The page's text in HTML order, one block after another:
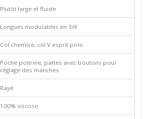
Plutôt large et fluide
Longues modulables en 3/4
Col chemise, col V esprit polo
Poche poitrine, pattes avec boutons pour
réglage des manches
Rayé
100% viscose